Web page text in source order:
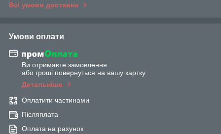
Всі умови доставки
Умови оплати
Ви отримаєте замовлення
або гроші повернуться на вашу картку
Детальніше
Оплатити частинами
Післяплата
Оплата на рахунок